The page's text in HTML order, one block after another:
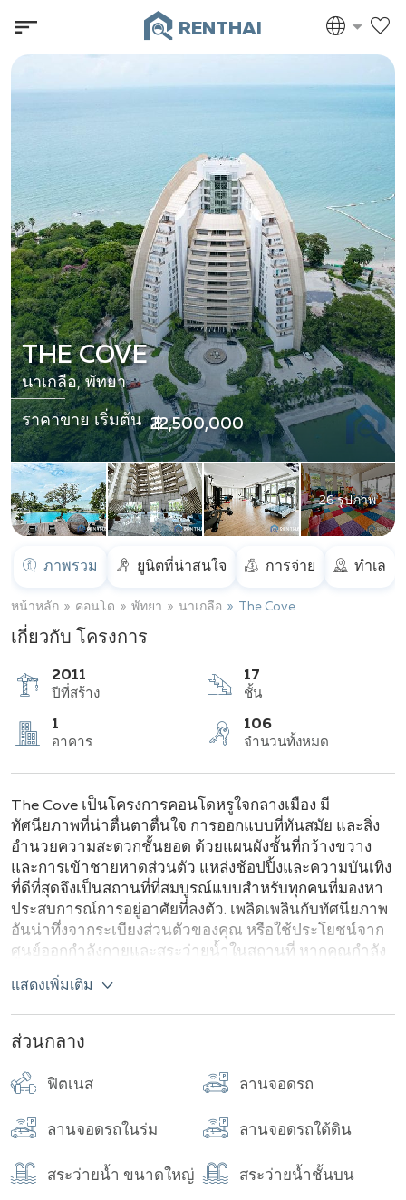
RENTHAI
26 รูปภาพ
THE COVE
นาเกลือ, พัทยา
ราคาขาย เริ่มต้น ฿ 22,500,000
ภาพรวม ยูนิตที่น่าสนใจ การจ่าย ทำเล
หน้าหลัก คอนโด พัทยา นาเกลือ The Cove
เกี่ยวกับ โครงการ
2011
ปีที่สร้าง
17
ชั้น
1
อาคาร
106
จำนวนทั้งหมด
The Cove เป็นโครงการคอนโดหรูใจกลางเมือง มี
ทัศนียภาพที่น่าตื่นตาตื่นใจ การออกแบบที่ทันสมัย และสิ่ง
อำนวยความสะดวกชั้นยอด ด้วยแผนผังชั้นที่กว้างขวาง
และการเข้าชายหาดส่วนตัว แหล่งช้อปปิ้งและความบันเทิง
ที่ดีที่สุดจึงเป็นสถานที่ที่สมบูรณ์แบบสำหรับทุกคนที่มองหา
ประสบการณ์การอยู่อาศัยที่ลงตัว. เพลิดเพลินกับทัศนียภาพ
อันน่าทึ่งจากระเบียงส่วนตัวของคุณ หรือใช้ประโยชน์จาก
ศูนย์ออกกำลังกายและสระว่ายน้ำในสถานที่ หากคุณกำลัง
มองหาที่พักสุดพิเศษที่เรียกว่าบ้าน
สมบูรณ์แบบ
แสดงเพิ่มเติม
ส่วนกลาง
ฟิตเนส ลานจอดรถ
ลานจอดรถในร่ม ลานจอดรถใต้ดิน
สระว่ายน้ำ ขนาดใหญ่ สระว่ายน้ำชั้นบน